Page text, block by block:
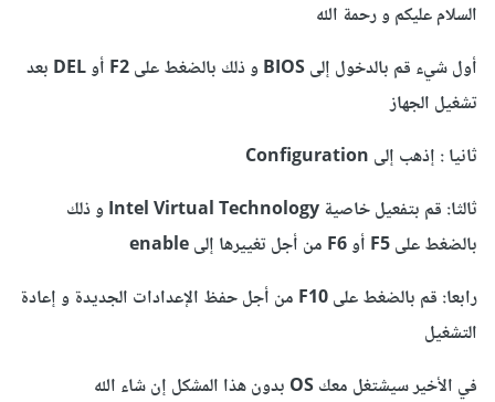
السلام عليكم و رحمة الله
أول شيء قم بالدخول إلى BIOS و ذلك بالضغط على F2 أو DEL بعد
تشغيل الجهاز
ثانيا : إذهب إلى Configuration
ثالثا: قم بتفعيل خاصية Intel Virtual Technology و ذلك
بالضغط على F5 أو F6 من أجل تغييرها إلى enable
رابعا: قم بالضغط على F10 من أجل حفظ الإعدادات الجديدة و إعادة
التشغيل
في الأخير سيشتغل معك OS بدون هذا المشكل إن شاء الله